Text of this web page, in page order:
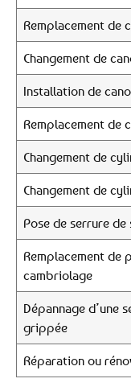
Remplacement de
Changement de
Installation de
Remplacement de
Changement de
Changement de
Pose de serrure
Remplacement de
cambriolage
Dépannage d’une
grippée
Réparation ou